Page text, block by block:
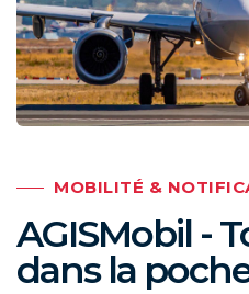
MOBILITÉ &
AGISMobil -
dans la